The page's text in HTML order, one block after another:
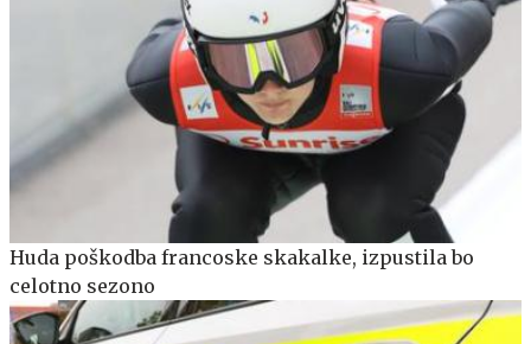
Huda poškodba francoske skakalke, izpustila bo
celotno sezono